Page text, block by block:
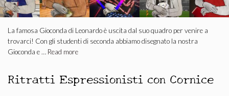
La famosa Gioconda di Leonardo è uscita dal suo quadro per venire a
trovarci! Con gli studenti di seconda abbiamo disegnato la nostra
Gioconda e … Read more
Ritratti Espressionisti con Cornice